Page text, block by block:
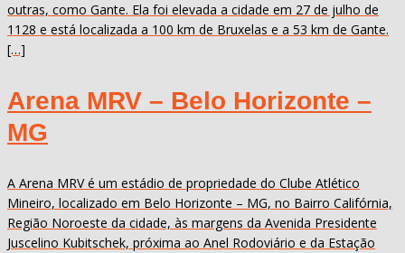
outras, como Gante. Ela foi elevada a cidade em 27 de julho de
1128 e está localizada a 100 km de Bruxelas e a 53 km de Gante.
[…]
Arena MRV – Belo Horizonte –
MG
A Arena MRV é um estádio de propriedade do Clube Atlético
Mineiro, localizado em Belo Horizonte – MG, no Bairro Califórnia,
Região Noroeste da cidade, às margens da Avenida Presidente
Juscelino Kubitschek, próxima ao Anel Rodoviário e da Estação